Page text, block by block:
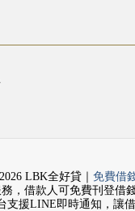
LBK全好貸｜ 免費借
，借款人可免費刊登借
支援LINE即時通知，讓